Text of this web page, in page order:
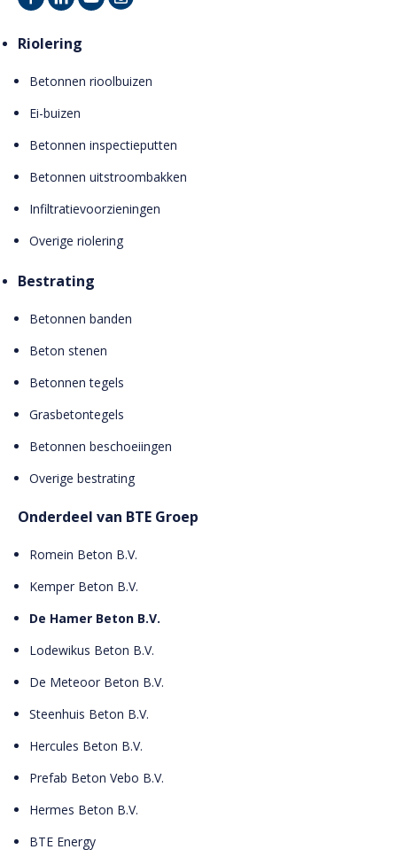
Riolering
Betonnen rioolbuizen
Ei-buizen
Betonnen inspectieputten
Betonnen uitstroombakken
Infiltratievoorzieningen
Overige riolering
Bestrating
Betonnen banden
Beton stenen
Betonnen tegels
Grasbetontegels
Betonnen beschoeiingen
Overige bestrating
Onderdeel van BTE Groep
Romein Beton B.V.
Kemper Beton B.V.
De Hamer Beton B.V.
Lodewikus Beton B.V.
De Meteoor Beton B.V.
Steenhuis Beton B.V.
Hercules Beton B.V.
Prefab Beton Vebo B.V.
Hermes Beton B.V.
BTE Energy